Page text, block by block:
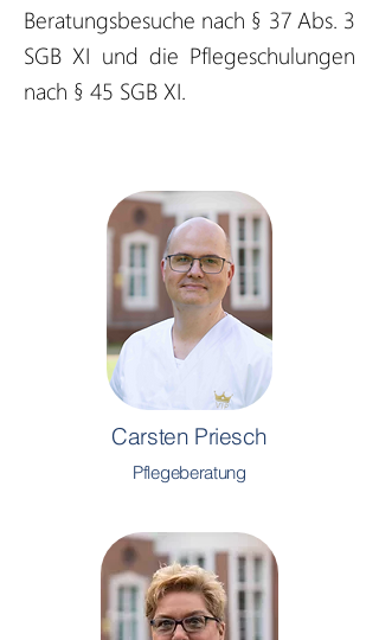
Beratungsbesuche nach § 37 Abs. 3
SGB XI und die Pflegeschulungen
nach § 45 SGB XI.
Carsten Priesch
Pflegeberatung